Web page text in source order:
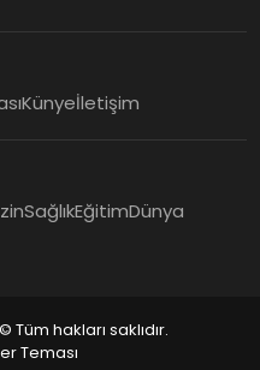
Künyeİletişim
SağlıkEğitimDünya
hakları saklıdır.
Teması